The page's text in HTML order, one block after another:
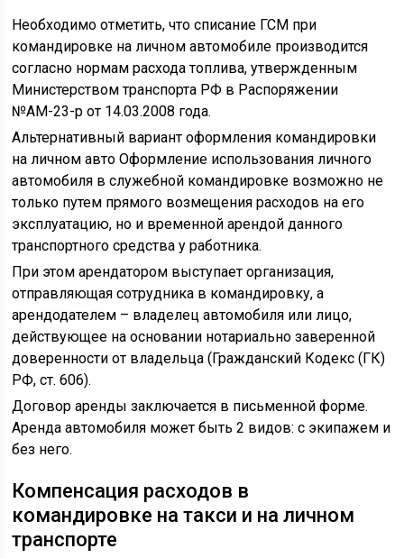
Необходимо отметить, что списание ГСМ при
командировке на личном автомобиле производится
согласно нормам расхода топлива, утвержденным
Министерством транспорта РФ в Распоряжении
№АМ-23-р от 14.03.2008 года.
Альтернативный вариант оформления командировки
на личном авто Оформление использования личного
автомобиля в служебной командировке возможно не
только путем прямого возмещения расходов на его
эксплуатацию, но и временной арендой данного
транспортного средства у работника.
При этом арендатором выступает организация,
отправляющая сотрудника в командировку, а
арендодателем – владелец автомобиля или лицо,
действующее на основании нотариально заверенной
доверенности от владельца (Гражданский Кодекс (ГК)
РФ, ст. 606).
Договор аренды заключается в письменной форме.
Аренда автомобиля может быть 2 видов: с экипажем и
без него.
Компенсация расходов в
командировке на такси и на личном
транспорте